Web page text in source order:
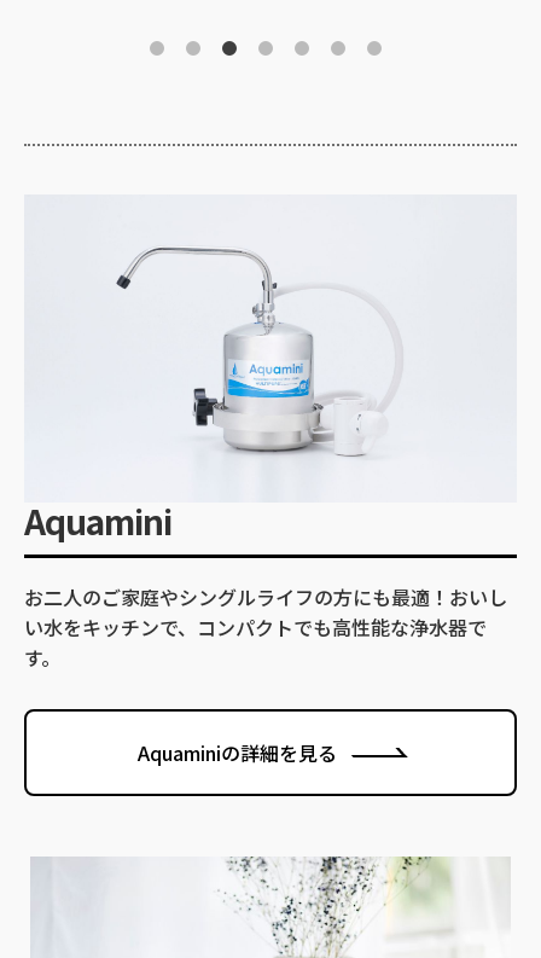
Aquamini
お二人のご家庭やシングルライフの方にも最適！おいし
い水をキッチンで、コンパクトでも高性能な浄水器で
す。
Aquaminiの詳細を見る